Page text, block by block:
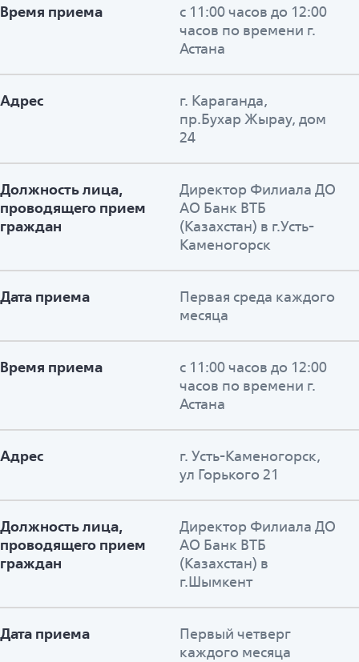
Время приема
Адрес
с 11:00 часов до 12:00
часов по времени г.
Астана
г. Караганда,
пр.Бухар Жырау, дом
24
Должность лица,
проводящего прием
граждан
Дата приема
Время приема
Адрес
Директор Филиала ДО
АО Банк ВТБ
(Казахстан) в г.Усть-
Каменогорск
Первая среда каждого
месяца
с 11:00 часов до 12:00
часов по времени г.
Астана
г. Усть-Каменогорск,
ул Горького 21
Должность лица,
проводящего прием
граждан
Дата приема
Директор Филиала ДО
АО Банк ВТБ
(Казахстан) в
г.Шымкент
Первый четверг
каждого месяца